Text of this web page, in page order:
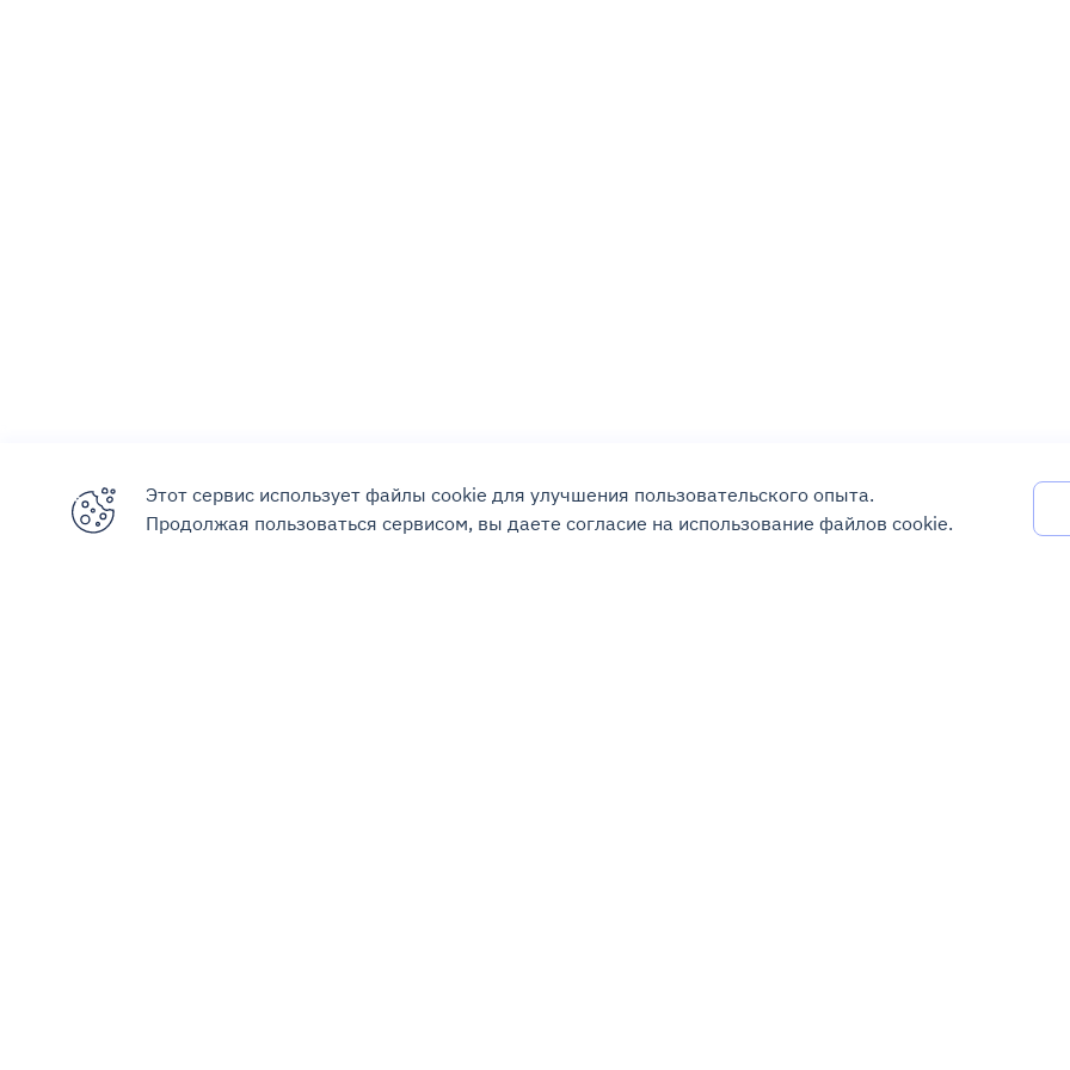
Этот сервис использует файлы cookie для улучшения пользовательского опыта.
Продолжая пользоваться сервисом, вы даете согласие на использование файлов cookie.